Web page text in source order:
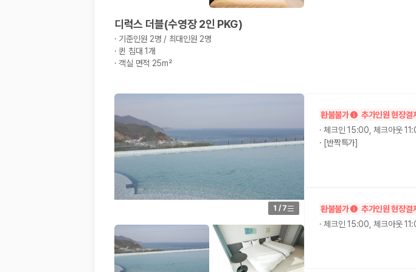
디럭스 더블(수영장 2인 PKG)
· 기준인원 2명 / 최대인원 2명
·퀸 침대 1개
·객실 면적 25m²
1 / 7
환불불가 추가인원 현장결
·체크인 15:00, 체크아웃
· [반짝특가]
환불불가 추가인원 현장결
·체크인 15:00, 체크아웃